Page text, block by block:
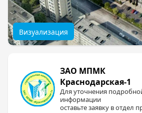
Визуализация
ЗАО МПМК
Краснодарская-1
Для уточнения
информации
оставьте заявку в отдел